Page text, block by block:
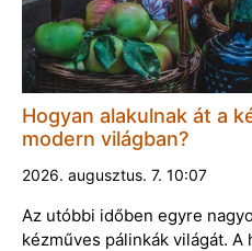
Hogyan alakulnak át a
modern világban?
2026. augusztus. 7. 10:07
Az utóbbi időben egyre
kézműves pálinkák világát. A